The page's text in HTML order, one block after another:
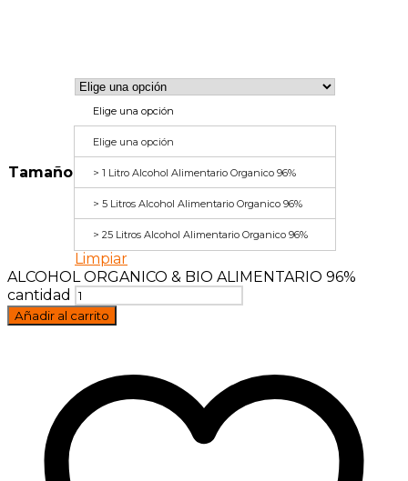
Tamaño
Elige una opción
Elige una opción
> 1 Litro Alcohol Alimentario Organico 96%
> 5 Litros Alcohol Alimentario Organico 96%
> 25 Litros Alcohol Alimentario Organico 96%
Limpiar
ALCOHOL ORGANICO & BIO ALIMENTARIO 96%
cantidad
Añadir al carrito